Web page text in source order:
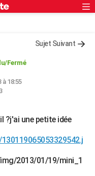
Sujet Suivant
Fermé
à 18:55
?j'ai une petite idée
2013/01/19/mini_1